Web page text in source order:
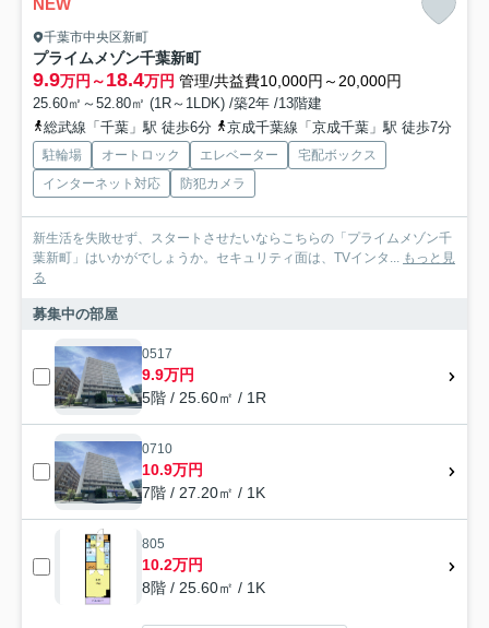
NEW
千葉市中央区新町
プライムメゾン千葉新町
9.9万円～18.4万円 管理/共益費10,000円～20,000円
25.60㎡～52.80㎡ (1R～1LDK) /築2年 /13階建
総武線「千葉」駅 徒歩6分
京成千葉線「京成千葉」駅 徒歩7分
駐輪場 オートロック エレベーター
宅配ボックス
インターネット対応
防犯カメラ
新生活を失敗せず、スタートさせたいならこちらの「プライムメゾン千
葉新町」はいかがでしょうか。セキュリティ面は、TVインタ... もっと見
る
募集中の部屋
0517
9.9万円
5階 / 25.60㎡ / 1R
0710
10.9万円
7階 / 27.20㎡ / 1K
805
10.2万円
8階 / 25.60㎡ / 1K